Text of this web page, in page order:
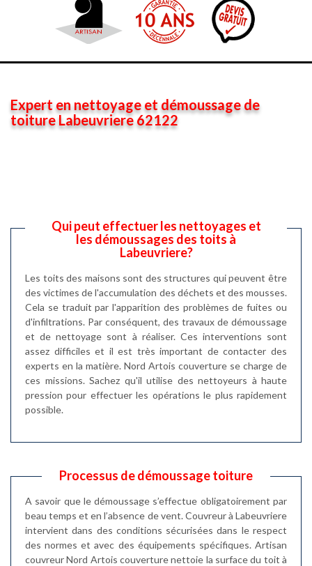
Expert en nettoyage et démoussage de
toiture Labeuvriere 62122
Qui peut effectuer les nettoyages et
les démoussages des toits à
Labeuvriere?
Les toits des maisons sont des structures qui peuvent être
des victimes de l'accumulation des déchets et des mousses.
Cela se traduit par l'apparition des problèmes de fuites ou
d'infiltrations. Par conséquent, des travaux de démoussage
et de nettoyage sont à réaliser. Ces interventions sont
assez difficiles et il est très important de contacter des
experts en la matière. Nord Artois couverture se charge de
ces missions. Sachez qu'il utilise des nettoyeurs à haute
pression pour effectuer les opérations le plus rapidement
possible.
Processus de démoussage toiture
A savoir que le démoussage s’effectue obligatoirement par
beau temps et en l’absence de vent. Couvreur à Labeuvriere
intervient dans des conditions sécurisées dans le respect
des normes et avec des équipements spécifiques. Artisan
couvreur Nord Artois couverture nettoie la surface du toit à